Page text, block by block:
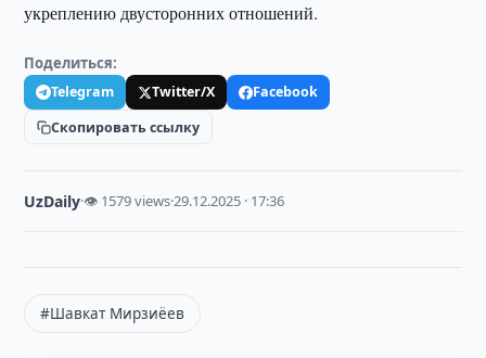
укреплению двусторонних отношений.
Поделиться:
Telegram Twitter/X
Facebook
Скопировать ссылку
UzDaily·👁 1579 views·29.12.2025 · 17:36
#Шавкат Мирзиёев